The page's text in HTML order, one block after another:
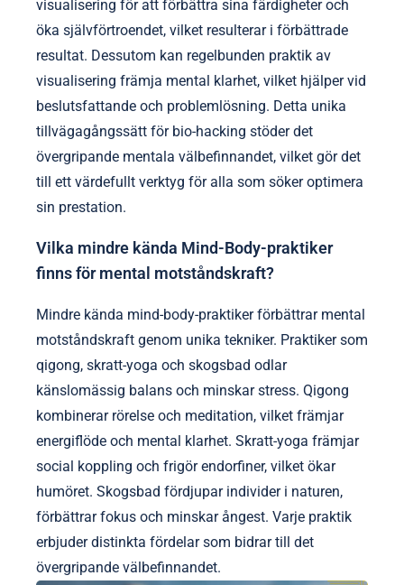
visualisering för att förbättra sina färdigheter och
öka självförtroendet, vilket resulterar i förbättrade
resultat. Dessutom kan regelbunden praktik av
visualisering främja mental klarhet, vilket hjälper vid
beslutsfattande och problemlösning. Detta unika
tillvägagångssätt för bio-hacking stöder det
övergripande mentala välbefinnandet, vilket gör det
till ett värdefullt verktyg för alla som söker optimera
sin prestation.
Vilka mindre kända Mind-Body-praktiker
finns för mental motståndskraft?
Mindre kända mind-body-praktiker förbättrar mental
motståndskraft genom unika tekniker. Praktiker som
qigong, skratt-yoga och skogsbad odlar
känslomässig balans och minskar stress. Qigong
kombinerar rörelse och meditation, vilket främjar
energiflöde och mental klarhet. Skratt-yoga främjar
social koppling och frigör endorfiner, vilket ökar
humöret. Skogsbad fördjupar individer i naturen,
förbättrar fokus och minskar ångest. Varje praktik
erbjuder distinkta fördelar som bidrar till det
övergripande välbefinnandet.